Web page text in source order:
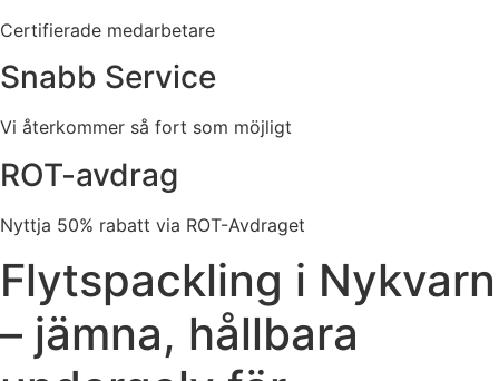
Certifierade medarbetare
Snabb Service
Vi återkommer så fort som möjligt
ROT-avdrag
Nyttja 50% rabatt via ROT-Avdraget
Flytspackling i Nykvarn
– jämna, hållbara